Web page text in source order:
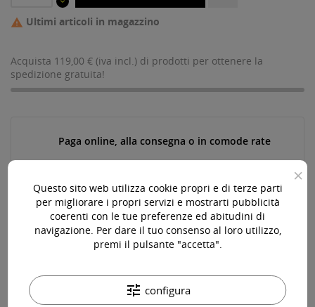
 Ultimi articoli in magazzino
Acquista 119,00 € (iva incl.) di prodotti per ottenere la
spedizione gratuita!
Paga online, alla consegna o in comode rate
Consegna in 24-48 ore lavorative*
×
Questo sito web utilizza cookie propri e di terze parti
per migliorare i propri servizi e mostrarti pubblicità
coerenti con le tue preferenze ed abitudini di
navigazione. Per dare il tuo consenso al loro utilizzo,
premi il pulsante "accetta".
tune configura